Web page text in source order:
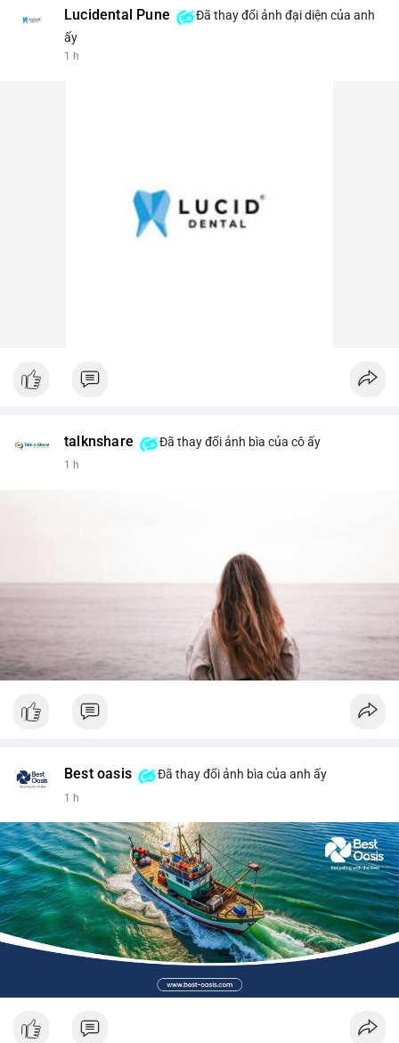
Lucidental Pune
Đã thay đổi ảnh đại diện của anh
ấy
1 h
talknshare Đã thay đổi ảnh bìa của cô ấy
1 h
Best oasis Đã thay đổi ảnh bìa của anh ấy
1 h